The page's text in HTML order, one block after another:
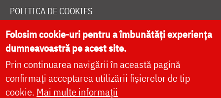
POLITICA DE COOKIES
DONEAZĂ ONLINE PENTRU CATEDRALA NAȚIONALĂ
LIVE
Folosim cookie-uri pentru a îmbunătăți experiența
dumneavoastră pe acest site.
Prin continuarea navigării în această pagină
confirmați acceptarea utilizării fișierelor de tip
cookie. Mai multe informații